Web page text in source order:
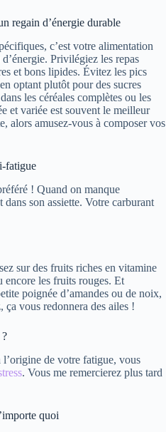
regain d’énergie durable
c’est votre alimentation
Privilégiez les repas
et bons lipides. Évitez les pics
optant plutôt pour des sucres
les céréales complètes ou les
et variée est souvent le meilleur
alors amusez-vous à composer vos
fatigue
! Quand on manque
son assiette. Votre carburant
sur des fruits riches en vitamine
encore les fruits rouges. Et
poignée d’amandes ou de noix,
ça vous redonnera des ailes !
l’origine de votre fatigue, vous
. Vous me remercierez plus tard
quoi